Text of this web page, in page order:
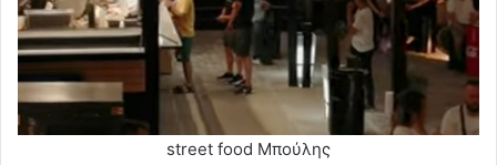
street food Μπούλης